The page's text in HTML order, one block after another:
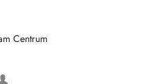
Centrum